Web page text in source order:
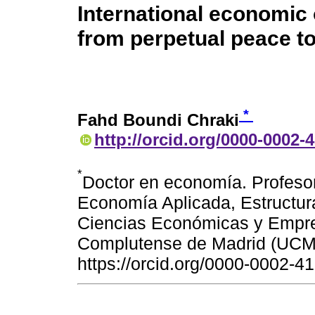
International
from perpetual peace
Fahd Boundi Chraki *
http://orcid.org/0000-0002-
*Doctor en economía.
Economía Aplicada,
Ciencias Económicas y
Complutense de Madrid
https://orcid.org/0000-0002-